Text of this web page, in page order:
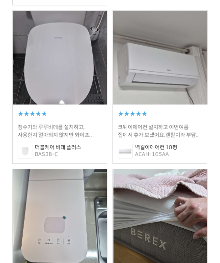
★★★★★
정수기와 루루비데를 설치하고,
사용한지 얼마되지 않지만 와이프..
더블케어 비데 플러스
BAS38-C
★★★★★
코웨이에어컨 설치하고 이번여름
집에서 휴가 보냈어요.렌탈이라 부담..
벽걸이에어컨 10평
ACAH-105AA